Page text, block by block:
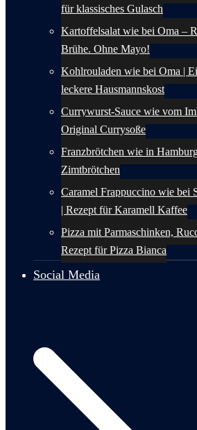
für klassisches Gulasch
Kartoffelsalat wie bei Oma –
Brühe. Ohne Mayo!
Kohlrouladen wie bei Oma |
leckere Hausmannskost
Currywurst-Sauce wie vom
Original Currysoße
Franzbrötchen wie in
Zimtbrötchen
Caramel Frappuccino wie bei
| Rezept für Karamell Kaffee
Pizza mit Parmaschinken,
Rezept für Pizza Bianca
Social Media